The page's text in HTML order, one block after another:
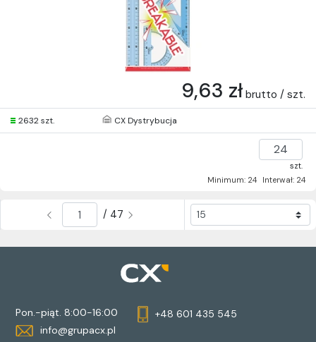
9,63 zł brutto / szt.
2632 szt. CX Dystrybucja
szt.
Minimum: 24
Interwał: 24
/ 47
Pon.-piąt. 8:00-16:00
+48 601 435 545
info@grupacx.pl